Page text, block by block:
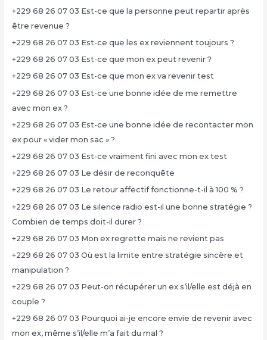
+229 68 26 07 03 Est-ce que la personne peut repartir après
être revenue ?
+229 68 26 07 03 Est-ce que les ex reviennent toujours ?
+229 68 26 07 03 Est-ce que mon ex peut revenir ?
+229 68 26 07 03 Est-ce que mon ex va revenir test
+229 68 26 07 03 Est-ce une bonne idée de me remettre
avec mon ex ?
+229 68 26 07 03 Est-ce une bonne idée de recontacter mon
ex pour « vider mon sac » ?
+229 68 26 07 03 Est-ce vraiment fini avec mon ex test
+229 68 26 07 03 Le désir de reconquête
+229 68 26 07 03 Le retour affectif fonctionne-t-il à 100 % ?
+229 68 26 07 03 Le silence radio est-il une bonne stratégie ?
Combien de temps doit-il durer ?
+229 68 26 07 03 Mon ex regrette mais ne revient pas
+229 68 26 07 03 Où est la limite entre stratégie sincère et
manipulation ?
+229 68 26 07 03 Peut-on récupérer un ex s’il/elle est déjà en
couple ?
+229 68 26 07 03 Pourquoi ai-je encore envie de revenir avec
mon ex, même s’il/elle m’a fait du mal ?